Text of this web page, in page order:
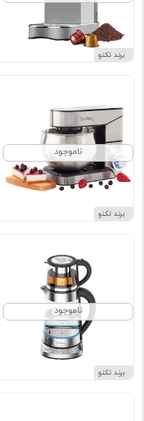
برند تکنو
ناموجود
برند تکنو
ناموجود
برند تکنو